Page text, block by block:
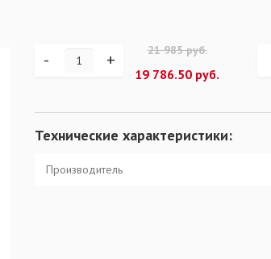
- + 21 985 руб.
19 786.50 руб.
Технические характеристики:
Производитель